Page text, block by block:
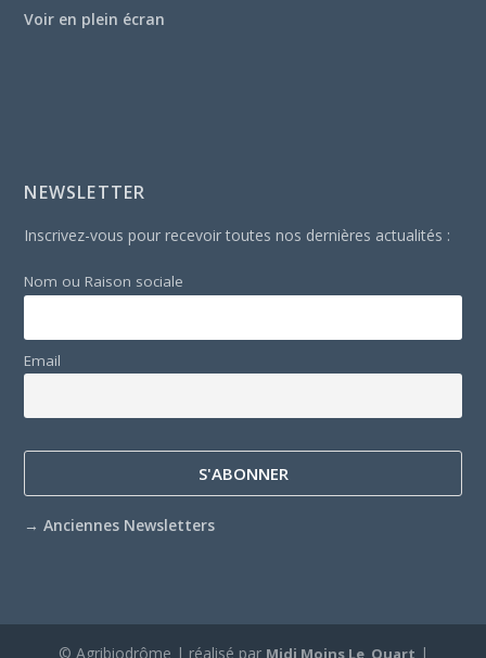
Voir en plein écran
NEWSLETTER
Inscrivez-vous pour recevoir toutes nos dernières actualités :
Nom ou Raison sociale
Email
→Anciennes Newsletters
© Agribiodrôme | réalisé par |